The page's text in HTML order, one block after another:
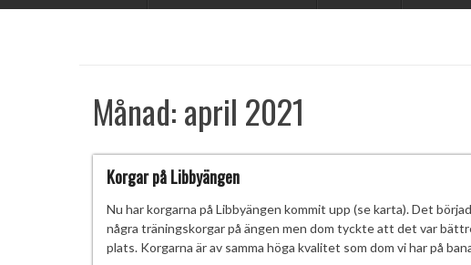
Månad:april 2021
Korgar på Libbyängen
Nu har korgarna på Libbyängen kommit upp (se karta). Det
några träningskorgar på ängen men dom tyckte att det var
plats. Korgarna är av samma höga kvalitet som dom vi har på